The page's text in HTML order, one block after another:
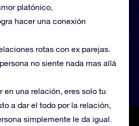
platónico,
hacer una conexión
rotas con ex parejas.
no siente nada mas allá
en una relación, eres solo tu
a dar el todo por la relación,
simplemente le da igual.